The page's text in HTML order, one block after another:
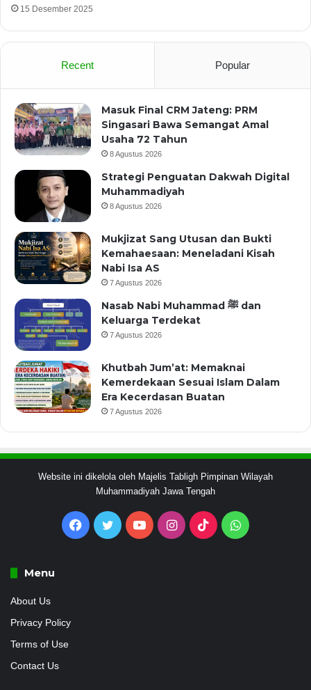
15 Desember 2025
Recent Popular
Masuk Final CRM Jateng: PRM
Singasari Bawa Semangat Amal
Usaha 72 Tahun
8 Agustus 2026
Strategi Penguatan Dakwah Digital
Muhammadiyah
8 Agustus 2026
Mukjizat Sang Utusan dan Bukti
Kemahaesaan: Meneladani Kisah
Nabi Isa AS
7 Agustus 2026
Nasab Nabi Muhammad ﷺ dan
Keluarga Terdekat
7 Agustus 2026
Khutbah Jum’at: Memaknai
Kemerdekaan Sesuai Islam Dalam
Era Kecerdasan Buatan
7 Agustus 2026
Website ini dikelola oleh Majelis Tabligh Pimpinan Wilayah
Muhammadiyah Jawa Tengah
Facebook
Twitter YouTubeInstagram
TikTokWhatsApp
Menu
About Us
Privacy Policy
Terms of Use
Contact Us